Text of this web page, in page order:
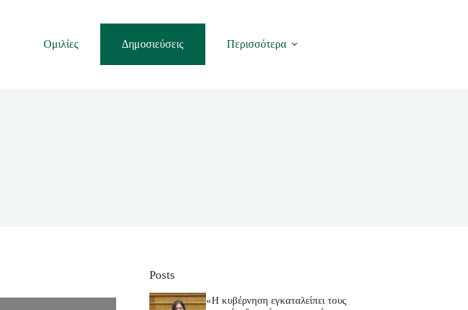
Ομιλίες Δημοσιεύσεις Περισσότερα
Posts
«Η κυβέρνηση εγκαταλείπει τους